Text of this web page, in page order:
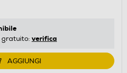
gratuito: verifica
AGGIUNGI